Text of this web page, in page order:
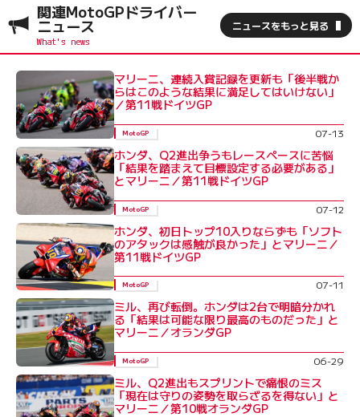
関連MotoGPドライバー
ニュース ニュースをもっと見る
マリーニ、連続入賞記録を更新も「後半戦か
らはこのような結果に満足してはいけない」
／第11戦ドイツGP
MotoGP 07-13
ホンダ、Q2進出争うもレースペースに苦悩
「結果を踏まえて目標設定する必要がある」
とマリーニ／第11戦ドイツGP
MotoGP 07-12
ホンダ、初日トップ10入りならずも「ソフト
のアタックは感触が良かった」とマリーニ／
第11戦ドイツGP
MotoGP 07-11
ミル、再び転倒。ホンダは2台で明暗分かれ
る「結果は可能な限り最高のものだった」と
マリーニ／オランダGP
MotoGP 06-29
ミル、Q2進出もスプリントで痛恨のミス
「現在は守りの姿勢を取らざるを得ない」と
マリーニ／第10戦オランダGP